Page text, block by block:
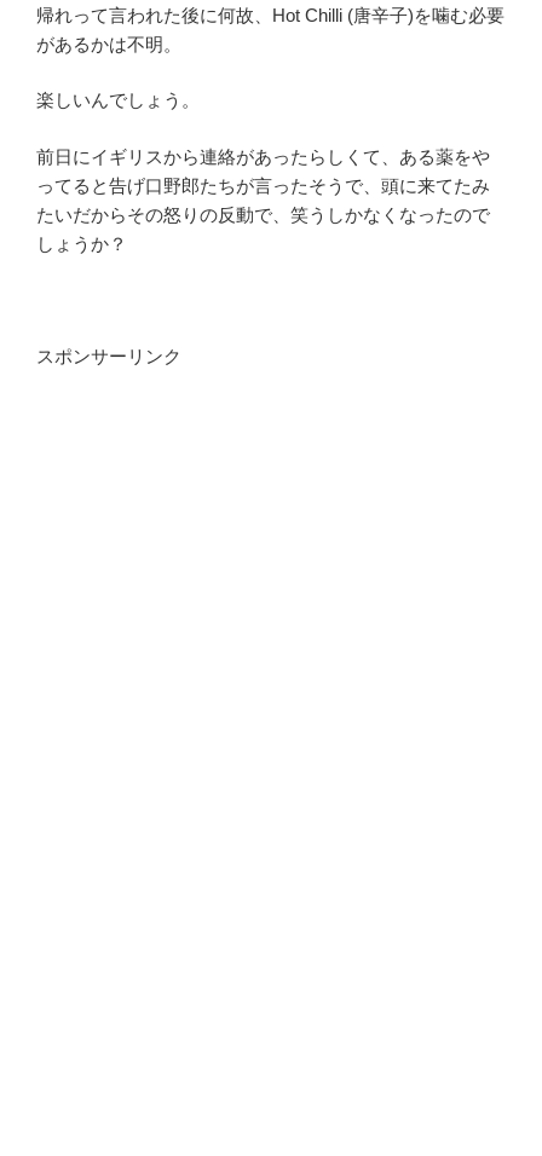
帰れって言われた後に何故、Hot Chilli (唐辛子)を噛む必要
があるかは不明。
楽しいんでしょう。
前日にイギリスから連絡があったらしくて、ある薬をや
ってると告げ口野郎たちが言ったそうで、頭に来てたみ
たいだからその怒りの反動で、笑うしかなくなったので
しょうか？
スポンサーリンク